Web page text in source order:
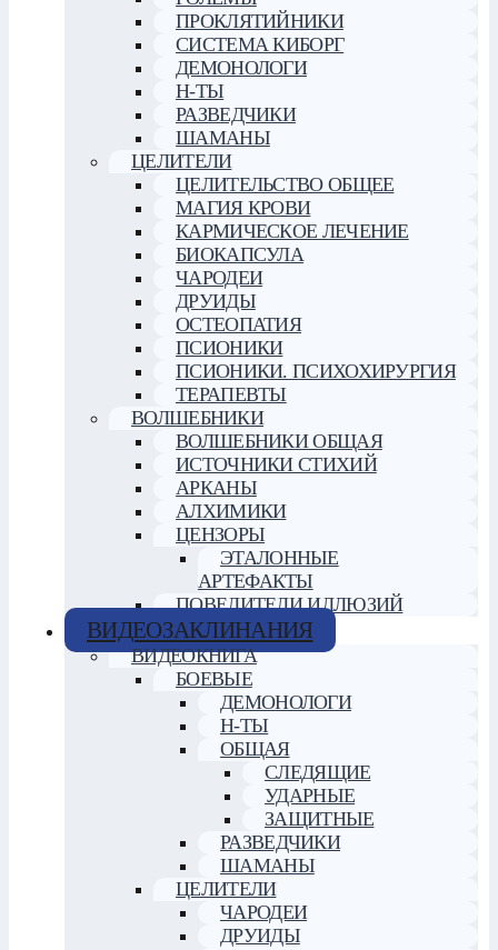
ПРОКЛЯТИЙНИКИ
СИСТЕМА КИБОРГ
ДЕМОНОЛОГИ
Н-ТЫ
РАЗВЕДЧИКИ
ШАМАНЫ
ЦЕЛИТЕЛИ
ЦЕЛИТЕЛЬСТВО ОБЩЕЕ
МАГИЯ КРОВИ
КАРМИЧЕСКОЕ ЛЕЧЕНИЕ
БИОКАПСУЛА
ЧАРОДЕИ
ДРУИДЫ
ОСТЕОПАТИЯ
ПСИОНИКИ
ПСИОНИКИ. ПСИХОХИРУРГИЯ
ТЕРАПЕВТЫ
ВОЛШЕБНИКИ
ВОЛШЕБНИКИ ОБЩАЯ
ИСТОЧНИКИ СТИХИЙ
АРКАНЫ
АЛХИМИКИ
ЦЕНЗОРЫ
ЭТАЛОННЫЕ
АРТЕФАКТЫ
ПОВЕЛИТЕЛИ ИЛЛЮЗИЙ
ВИДЕОЗАКЛИНАНИЯ
ВИДЕОКНИГА
БОЕВЫЕ
ДЕМОНОЛОГИ
Н-ТЫ
ОБЩАЯ
СЛЕДЯЩИЕ
УДАРНЫЕ
ЗАЩИТНЫЕ
РАЗВЕДЧИКИ
ШАМАНЫ
ЦЕЛИТЕЛИ
ЧАРОДЕИ
ДРУИДЫ